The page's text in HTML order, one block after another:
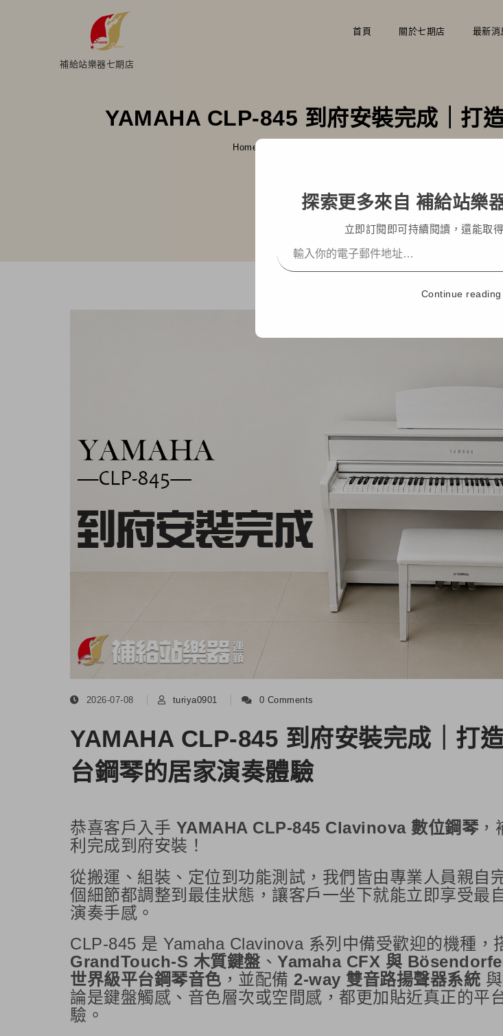
補給站樂器七期店
首頁 關於七期店 最新消
YAMAHA CLP-845 到府安裝完成｜打
Home YAMAHA CLP-845
2026-07-08 turiya0901 0 Comments
YAMAHA CLP-845 到府安裝完成｜打
台鋼琴的居家演奏體驗
恭喜客戶入手 YAMAHA CLP-845 Clavinova 數位鋼琴，
利完成到府安裝！
從搬運、組裝、定位到功能測試，我們皆由專業人員親自
個細節都調整到最佳狀態，讓客戶一坐下就能立即享受最
演奏手感。
CLP-845 是 Yamaha Clavinova 系列中備受歡迎的機種，
GrandTouch-S 木質鍵盤 、 Yamaha CFX 與
世界級平台鋼琴音色 ，並配備 2-way 雙音路揚聲器系統
論是鍵盤觸感、音色層次或空間感，都更加貼近真正的平
驗。
探索更多來自 補給站樂
立即訂閱即可持續閱讀，還能取
Continue reading